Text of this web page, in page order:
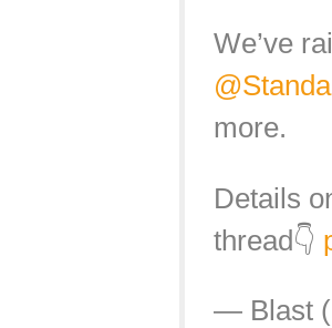
We’ve
more.
Details
thread👇
— Blast